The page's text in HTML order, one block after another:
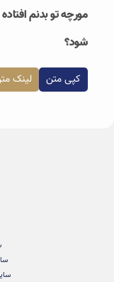
مورچه تو بدنم
شود؟
کپی متن لینک